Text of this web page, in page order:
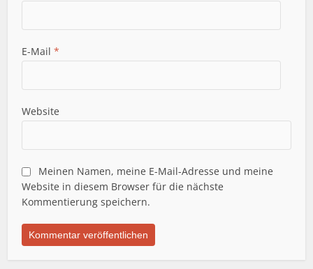
E-Mail*
Website
Meinen Namen, meine E-Mail-Adresse und meine
Website in diesem Browser für die nächste
Kommentierung speichern.